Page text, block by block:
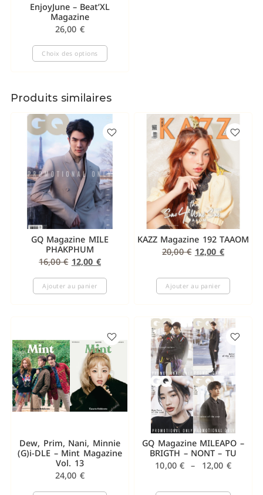
EnjoyJune – Beat’XL
Magazine
26,00 €
Choix des options
Produits similaires
GQ Magazine MILE
PHAKPHUM
16,00€ 12,00 €
Ajouter au panier
KAZZ Magazine 192 TAAOM
20,00€ 12,00 €
Ajouter au panier
Dew, Prim, Nani, Minnie
(G)i-DLE – Mint Magazine
Vol. 13
24,00 €
GQ Magazine MILEAPO –
BRIGTH – NONT – TU
10,00€ – 12,00 €